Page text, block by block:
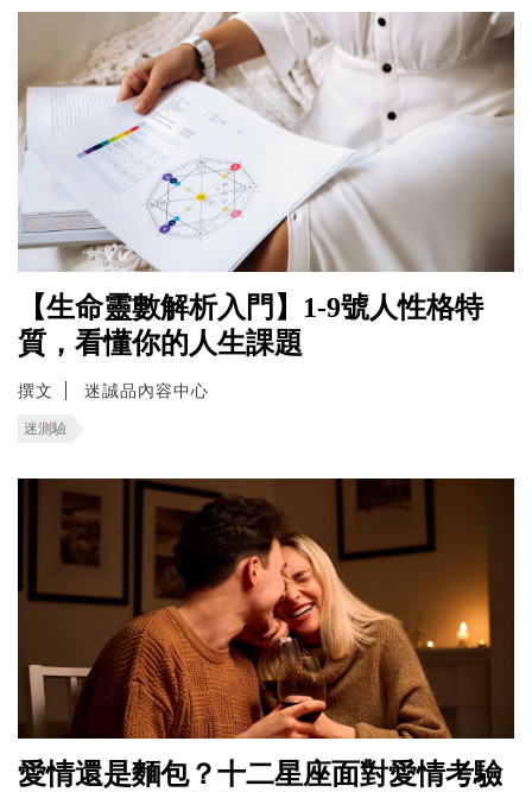
【生命靈數解析入門】1-9號人性格特
質，看懂你的人生課題
撰文 迷誠品內容中心
迷測驗
愛情還是麵包？十二星座面對愛情考驗